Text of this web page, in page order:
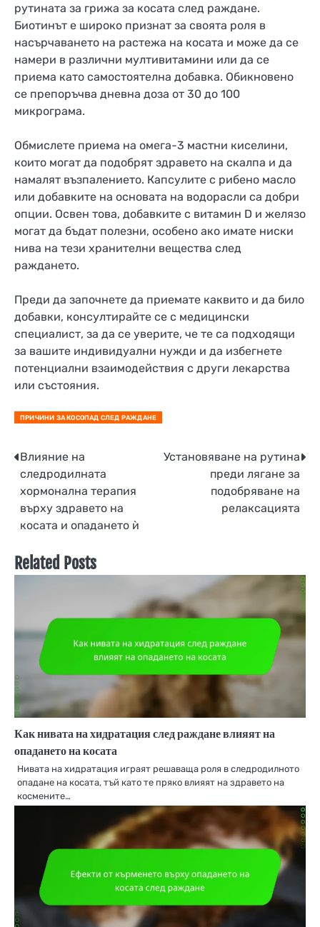
рутината за грижа за косата след раждане.
Биотинът е широко признат за своята роля в
насърчаването на растежа на косата и може да се
намери в различни мултивитамини или да се
приема като самостоятелна добавка. Обикновено
се препоръчва дневна доза от 30 до 100
микрограма.
Обмислете приема на омега-3 мастни киселини,
които могат да подобрят здравето на скалпа и да
намалят възпалението. Капсулите с рибено масло
или добавките на основата на водорасли са добри
опции. Освен това, добавките с витамин D и желязо
могат да бъдат полезни, особено ако имате ниски
нива на тези хранителни вещества след
раждането.
Преди да започнете да приемате каквито и да било
добавки, консултирайте се с медицински
специалист, за да се уверите, че те са подходящи
за вашите индивидуални нужди и да избегнете
потенциални взаимодействия с други лекарства
или състояния.
ПРИЧИНИ ЗА КОСОПАД СЛЕД РАЖДАНЕ
Post
navigation
Влияние на
следродилната
хормонална терапия
върху здравето на
косата и опадането ѝ
Установяване на рутина
преди лягане за
подобряване на
релаксацията
Related Posts
Как нивата на хидратация след раждане влияят на
опадането на косата
Нивата на хидратация играят решаваща роля в следродилното
опадане на косата, тъй като те пряко влияят на здравето на
космените…